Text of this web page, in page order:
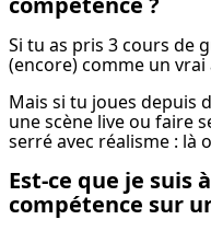
Si tu as pris 3 cours de
(encore) comme un
Mais si tu joues depuis
une scène live ou faire
serré avec réalisme : là
Est-ce que je suis
compétence sur